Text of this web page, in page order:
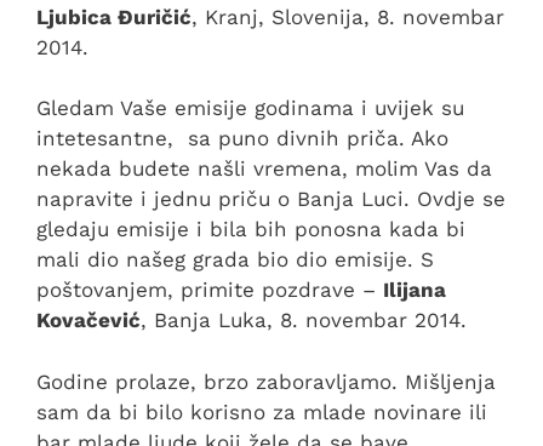
Ljubica Đuričić, Kranj, Slovenija, 8. novembar
2014.
Gledam Vaše emisije godinama i uvijek su
intetesantne, sa puno divnih priča. Ako
nekada budete našli vremena, molim Vas da
napravite i jednu priču o Banja Luci. Ovdje se
gledaju emisije i bila bih ponosna kada bi
mali dio našeg grada bio dio emisije. S
poštovanjem, primite pozdrave – Ilijana
Kovačević, Banja Luka, 8. novembar 2014.
Godine prolaze, brzo zaboravljamo. Mišljenja
sam da bi bilo korisno za mlade novinare ili